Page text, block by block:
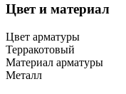
Цвет и материал
Цвет арматуры
Терракотовый
Материал арматуры
Металл